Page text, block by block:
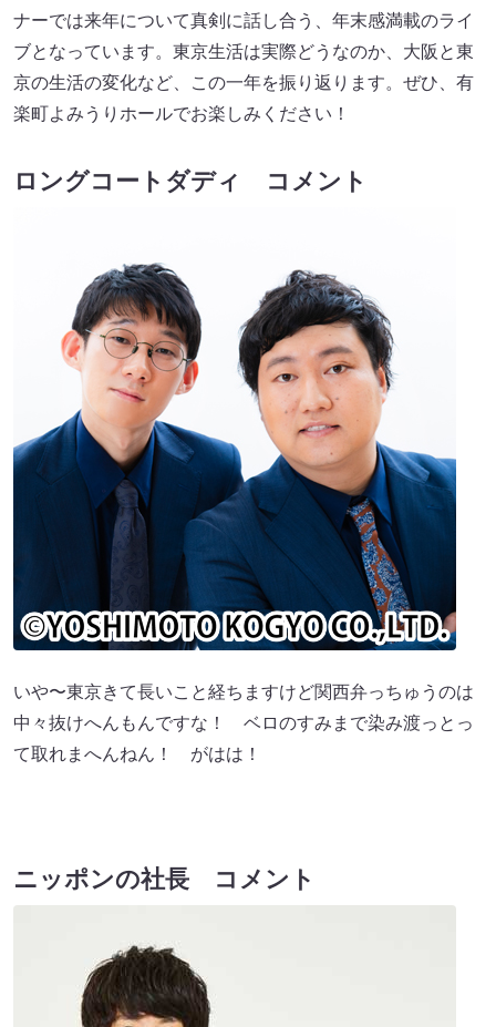
ナーでは来年について真剣に話し合う、年末感満載のライ
ブとなっています。東京生活は実際どうなのか、大阪と東
京の生活の変化など、この一年を振り返ります。ぜひ、有
楽町よみうりホールでお楽しみください！
ロングコートダディ コメント
いや〜東京きて長いこと経ちますけど関西弁っちゅうのは
中々抜けへんもんですな！ ベロのすみまで染み渡っとっ
て取れまへんねん！ がはは！
ニッポンの社長 コメント